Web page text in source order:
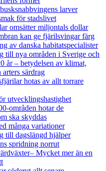
larver
för stadslivet
omsätter miljontals dollar
kan ge fjärilsvingar färg
av danska habitatspecialister
till nya områden i Sverige och
år– betydelsen av klimat,
särdrag
hotas av allt torrare
utvecklingshastighet
områden hotar de
ska skyddas
många variationer
till dagslängd hjälper
spridning norrut
Mycket mer än en